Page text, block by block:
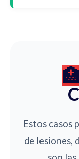
Estos casos
de lesiones,